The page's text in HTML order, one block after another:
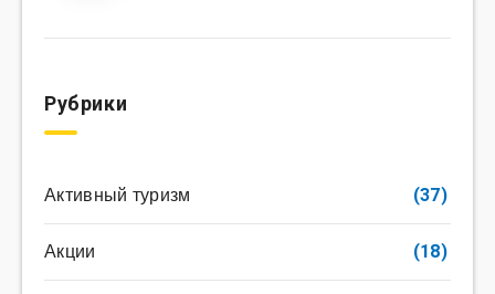
Рубрики
Активный туризм (37)
Акции (18)